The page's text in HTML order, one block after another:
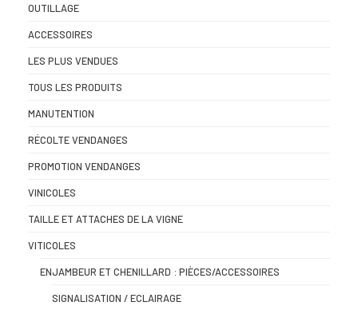
OUTILLAGE
ACCESSOIRES
LES PLUS VENDUES
TOUS LES PRODUITS
MANUTENTION
RÉCOLTE VENDANGES
PROMOTION VENDANGES
VINICOLES
TAILLE ET ATTACHES DE LA VIGNE
VITICOLES
ENJAMBEUR ET CHENILLARD : PIÈCES/ACCESSOIRES
SIGNALISATION / ECLAIRAGE